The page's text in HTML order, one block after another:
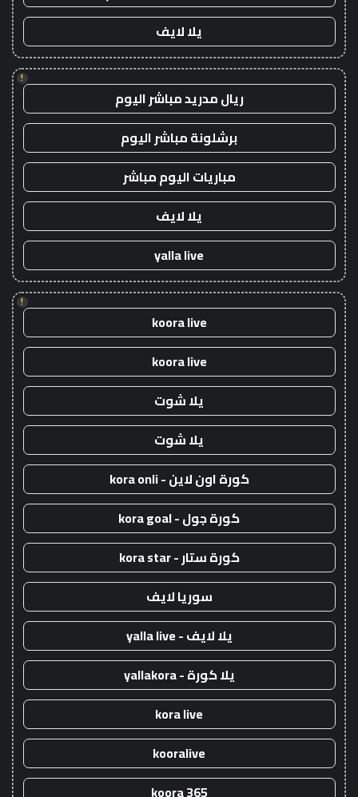
يلا لايف
!
ريال مدريد مباشر اليوم
برشلونة مباشر اليوم
مباريات اليوم مباشر
يلا لايف
yalla live
!
koora live
koora live
يلا شوت
يلا شوت
كورة اون لاين - kora onli
كورة جول - kora goal
كورة ستار - kora star
سوريا لايف
يلا لايف - yalla live
يلا كورة - yallakora
kora live
kooralive
koora 365